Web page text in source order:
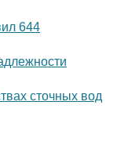
644
сточных вод